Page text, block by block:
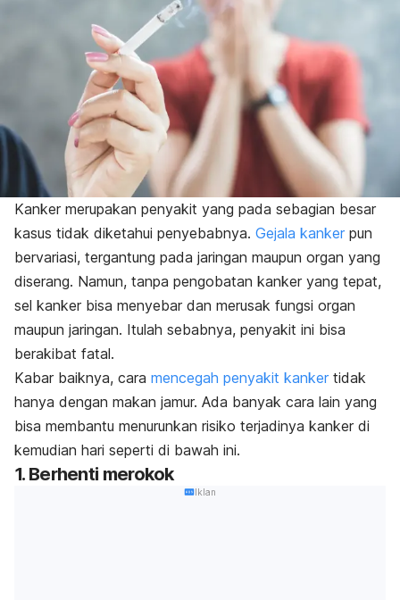
Kanker merupakan penyakit yang pada sebagian besar
kasus tidak diketahui penyebabnya. Gejala kanker pun
bervariasi, tergantung pada jaringan maupun organ yang
diserang. Namun, tanpa pengobatan kanker yang tepat,
sel kanker bisa menyebar dan merusak fungsi organ
maupun jaringan. Itulah sebabnya, penyakit ini bisa
berakibat fatal.
Kabar baiknya, cara mencegah penyakit kanker tidak
hanya dengan makan jamur. Ada banyak cara lain yang
bisa membantu menurunkan risiko terjadinya kanker di
kemudian hari seperti di bawah ini.
1. Berhenti merokok
Iklan